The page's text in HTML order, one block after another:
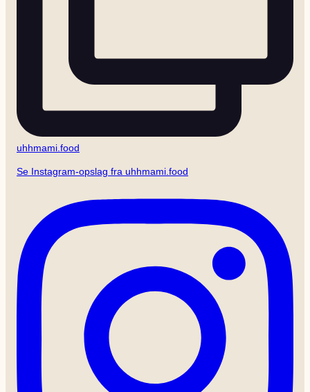
uhhmami.food
Se Instagram-opslag fra uhhmami.food